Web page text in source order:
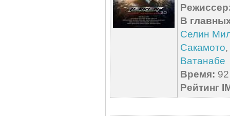
В
Селин
Сакамото,
Ватанабе
Время:
Рейтинг